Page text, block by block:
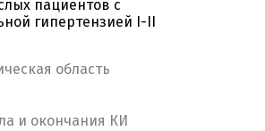
пациентов с
гипертензией I-II
область
и окончания КИ